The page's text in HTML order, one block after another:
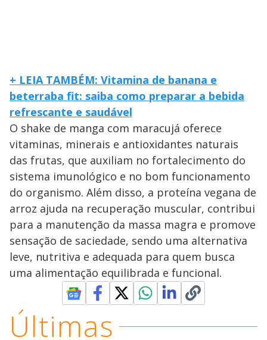
+ LEIA TAMBÉM: Vitamina de banana e
beterraba fit: saiba como preparar a bebida
refrescante e saudável
O shake de manga com maracujá oferece
vitaminas, minerais e antioxidantes naturais
das frutas, que auxiliam no fortalecimento do
sistema imunológico e no bom funcionamento
do organismo. Além disso, a proteína vegana de
arroz ajuda na recuperação muscular, contribui
para a manutenção da massa magra e promove
sensação de saciedade, sendo uma alternativa
leve, nutritiva e adequada para quem busca
uma alimentação equilibrada e funcional.
Últimas